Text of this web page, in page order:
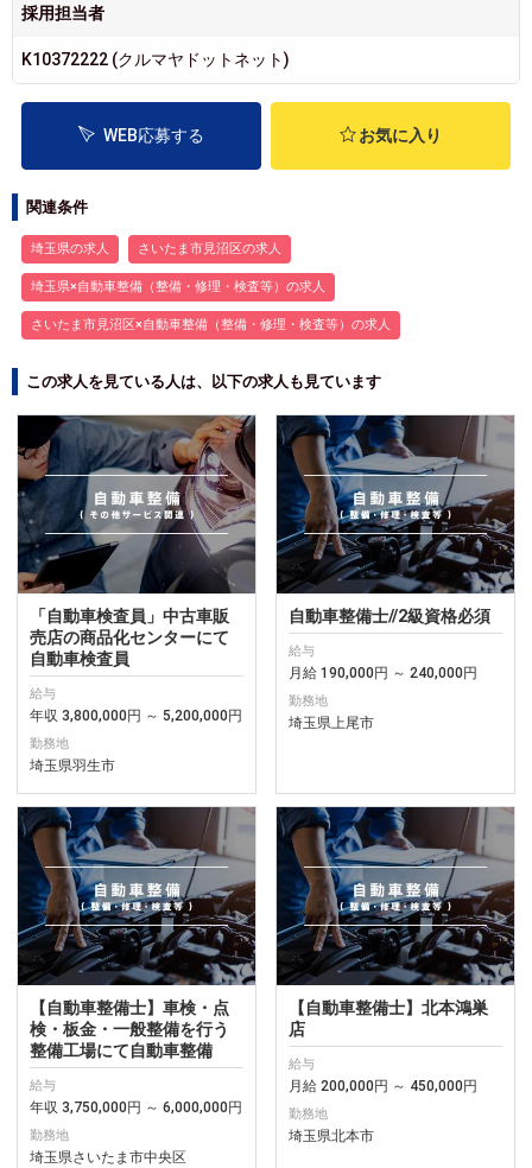
採用担当者
K10372222 (クルマヤドットネット)
WEB応募する お気に入り
関連条件
埼玉県の求人 さいたま市見沼区の求人
埼玉県×自動車整備（整備・修理・検査等）の求人
さいたま市見沼区×自動車整備（整備・修理・検査等）の求人
この求人を見ている人は、以下の求人も見ています
「自動車検査員」中古車販
売店の商品化センターにて
自動車検査員
給与
年収 3,800,000円 ～ 5,200,000円
勤務地
埼玉県羽生市
自動車整備士//2級資格必須
給与
月給 190,000円 ～ 240,000円
勤務地
埼玉県上尾市
【自動車整備士】車検・点
検・板金・一般整備を行う
整備工場にて自動車整備
給与
年収 3,750,000円 ～ 6,000,000円
勤務地
埼玉県さいたま市中央区
【自動車整備士】北本鴻巣
店
給与
月給 200,000円 ～ 450,000円
勤務地
埼玉県北本市